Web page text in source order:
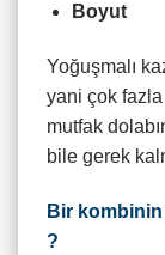
Boyut
Yoğuşmalı
yani çok
mutfak
bile gerek
Bir kombinin
?